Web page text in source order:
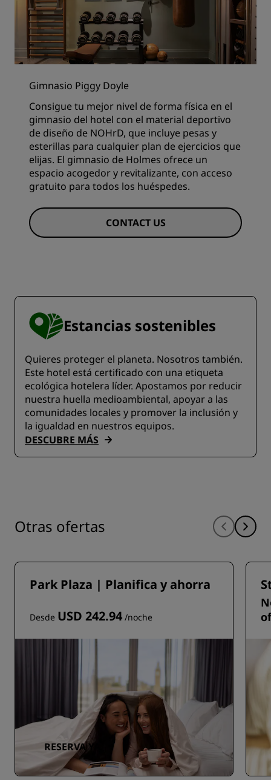
Gimnasio Piggy Doyle
Consigue tu mejor nivel de forma física en el
gimnasio del hotel con el material deportivo
de diseño de NOHrD, que incluye pesas y
esterillas para cualquier plan de ejercicios que
elijas. El gimnasio de Holmes ofrece un
espacio acogedor y revitalizante, con acceso
gratuito para todos los huéspedes.
CONTACT US
Estancias sostenibles
Quieres proteger el planeta. Nosotros también.
Este hotel está certificado con una etiqueta
ecológica hotelera líder. Apostamos por reducir
nuestra huella medioambiental, apoyar a las
comunidades locales y promover la inclusión y
la igualdad en nuestros equipos.
DESCUBRE MÁS
Otras ofertas
Park Plaza | Planifica y ahorra
Desde USD 242.94 /noche
RESERVA YA